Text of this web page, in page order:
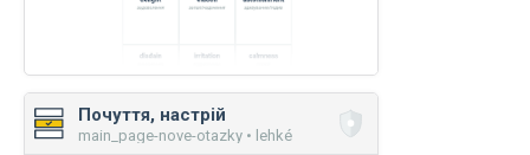
Почуття, настрій
main_page-nove-otazky • lehké